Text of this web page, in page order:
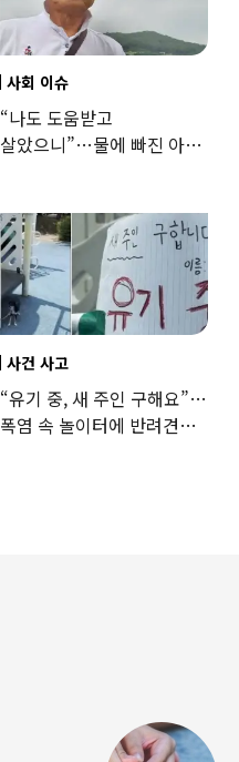
사회 이슈
“나도 도움받고
살았으니”…물에 빠진 아이
사건 사고
“유기 중, 새 주인 구해요”…
폭염 속 놀이터에 반려견